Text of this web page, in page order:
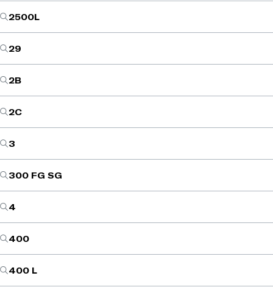
2500L
29
2B
2C
3
300 FG SG
4
400
400 L